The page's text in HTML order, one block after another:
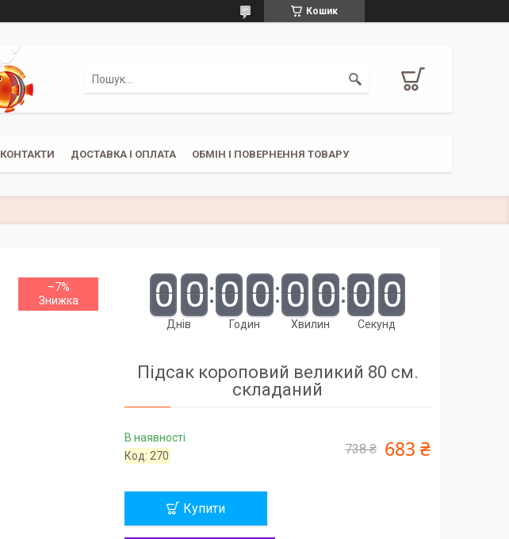
Кошик
КОНТАКТИ ДОСТАВКА І ОПЛАТА ОБМІН І ПОВЕРНЕННЯ ТОВАРУ
–7% 0 0
Днів
0 0
Годин
0 0
Хвилин
0 0
Секунд
Підсак короповий великий 80 см.
складаний
В наявності
Код: 270 738 ₴ 683 ₴
Купити